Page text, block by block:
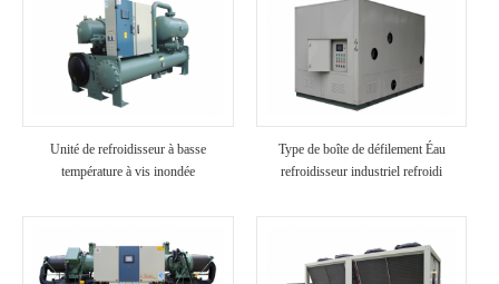
Unité de refroidisseur à basse
température à vis inondée
Type de boîte de défilement Éau
refroidisseur industriel refroidi